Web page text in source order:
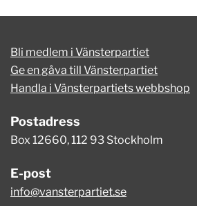
Bli medlem i Vänsterpartiet
Ge en gåva till Vänsterpartiet
Handla i Vänsterpartiets webbshop
Postadress
Box 12660, 112 93 Stockholm
E-post
info@vansterpartiet.se